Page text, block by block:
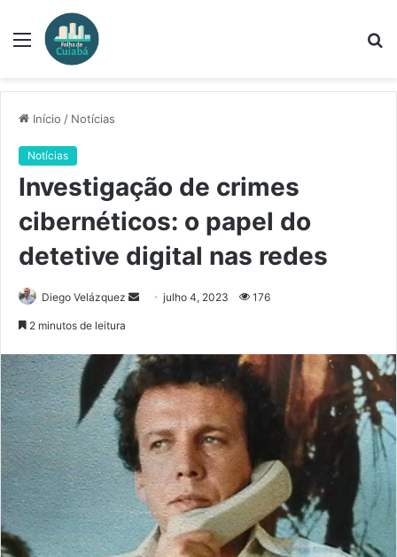
Menu
Início / Notícias
Notícias
Investigação de crimes
cibernéticos: o papel do
detetive digital nas redes
Diego Velázquez
Mande
mail
julho 4, 2023 176
2 minutos de leitura